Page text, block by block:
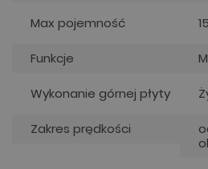
Max pojemność
Funkcje
Wykonanie górnej płyty
Zakres prędkości